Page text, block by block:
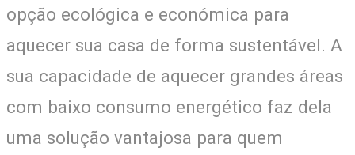
opção ecológica e económica para
aquecer sua casa de forma sustentável. A
sua capacidade de aquecer grandes áreas
com baixo consumo energético faz dela
uma solução vantajosa para quem